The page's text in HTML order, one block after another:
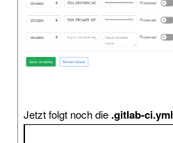
Jetzt folgt noch die .gitlab-ci.yml